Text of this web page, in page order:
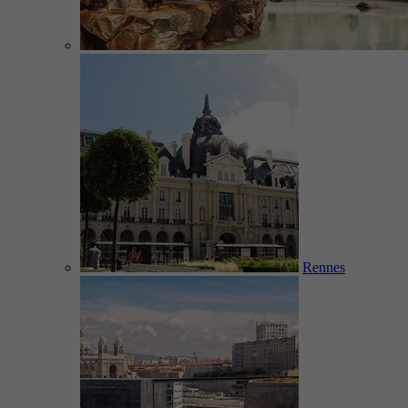
Rennes